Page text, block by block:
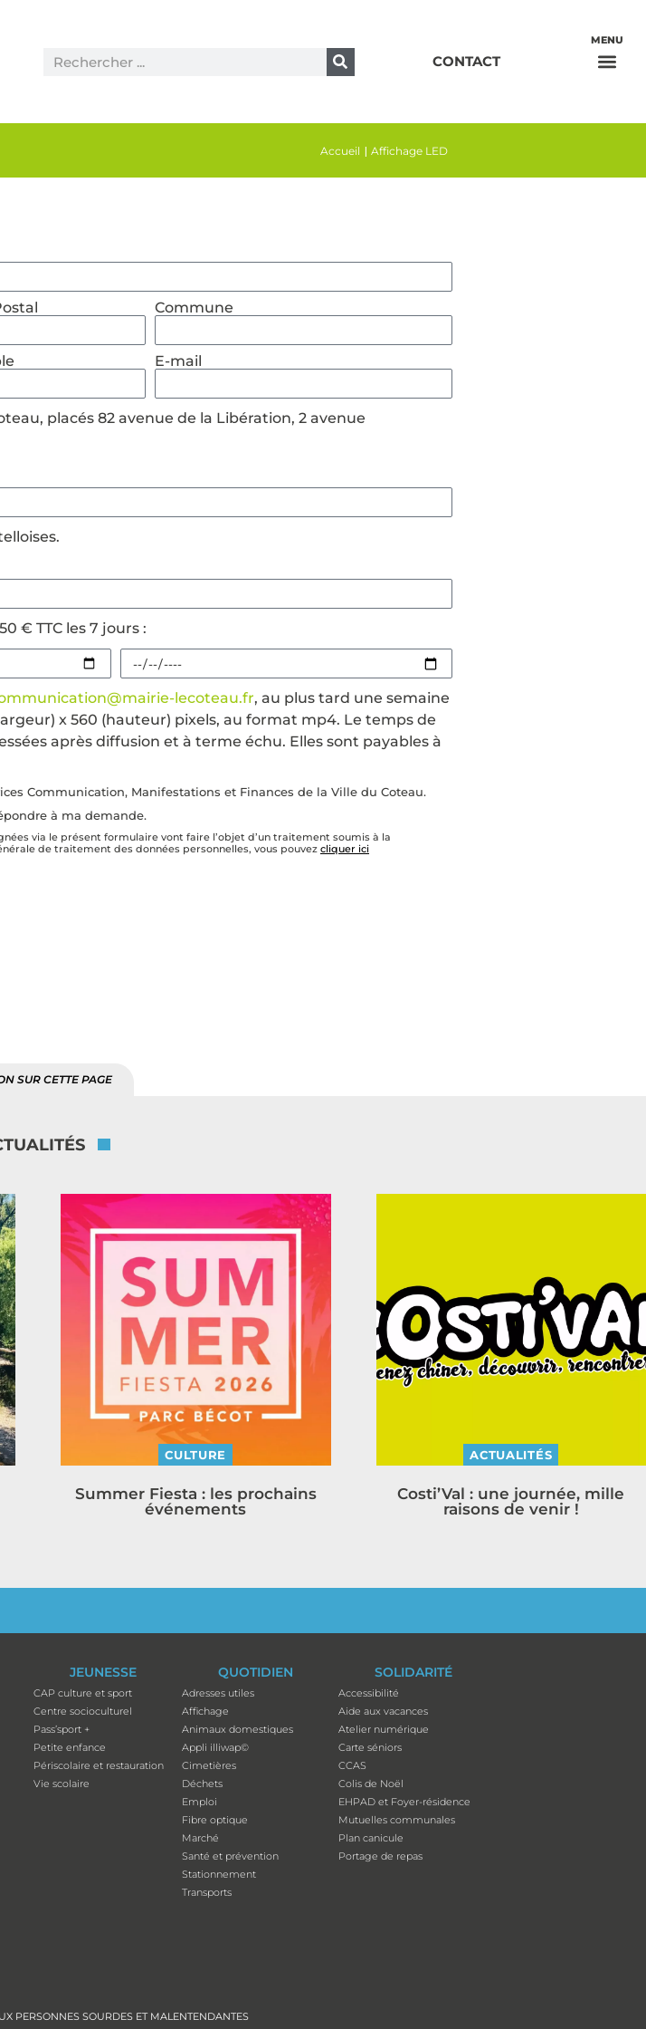
CONTACT
Accueil Affichage LED
Commune
E-mail
placés 82 avenue de la Libération, 2 avenue
€ TTC les 7 jours :
lecoteau.fr, au plus tard une semaine
x 560 (hauteur) pixels, au format mp4. Le temps de
après diffusion et à terme échu. Elles sont payables à
Communication, Manifestations et Finances de la Ville du Coteau.
à ma demande.
via le présent formulaire vont faire l’objet d’un traitement soumis à la
de traitement des données personnelles, vous pouvez cliquer ici
SUR CETTE PAGE
CULTURE
Summer Fiesta : les prochains
événements
ACTUALITÉS
Costi’Val : une journée, mille
raisons de venir !
JEUNESSE
CAP culture et sport
Centre socioculturel
Pass’sport +
Petite enfance
Périscolaire et restauration
Vie scolaire
QUOTIDIEN
Adresses utiles
Affichage
Animaux domestiques
Appli illiwap©
Cimetières
Déchets
Emploi
Fibre optique
Marché
Santé et prévention
Stationnement
Transports
SOLIDARITÉ
Accessibilité
Aide aux vacances
Atelier numérique
Carte séniors
CCAS
Colis de Noël
EHPAD et Foyer-résidence
Mutuelles communales
Plan canicule
Portage de repas
PERSONNES SOURDES ET MALENTENDANTES